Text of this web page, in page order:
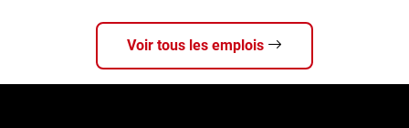
Voir tous les emplois